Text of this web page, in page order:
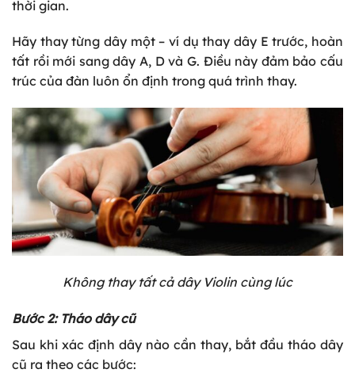
thời gian.
Hãy thay từng dây một – ví dụ thay dây E trước, hoàn
tất rồi mới sang dây A, D và G. Điều này đảm bảo cấu
trúc của đàn luôn ổn định trong quá trình thay.
Không thay tất cả dây Violin cùng lúc
Bước 2: Tháo dây cũ
Sau khi xác định dây nào cần thay, bắt đầu tháo dây
cũ ra theo các bước: